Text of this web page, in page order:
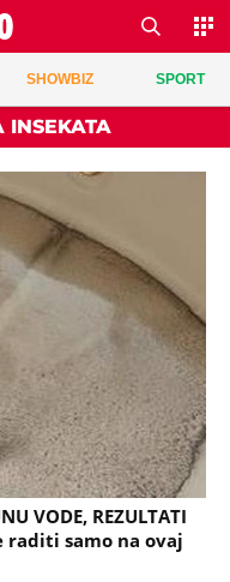
SHOWBIZ SPORT
INSEKATA
VODE, REZULTATI
raditi samo na ovaj